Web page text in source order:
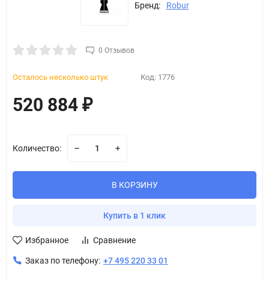
Бренд: Robur
0 Отзывов
Осталось несколько штук Код: 1776
520 884 ₽
Количество:
В КОРЗИНУ
Купить в 1 клик
Избранное Сравнение
Заказ по телефону: +7 495 220 33 01